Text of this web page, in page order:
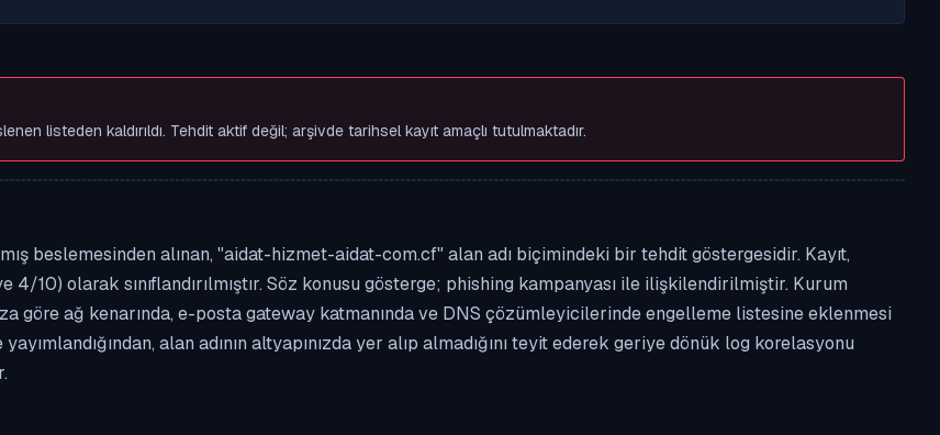
listeden kaldırıldı. Tehdit aktif değil; arşivde tarihsel kayıt amaçlı tutulmaktadır.
beslemesinden alınan, "aidat-hizmet-aidat-com.cf" alan adı biçimindeki bir tehdit göstergesidir. Kayıt,
10) olarak sınıflandırılmıştır. Söz konusu gösterge; phishing kampanyası ile ilişkilendirilmiştir. Kurum
göre ağ kenarında, e-posta gateway katmanında ve DNS çözümleyicilerinde engelleme listesine eklenmesi
alan adının altyapınızda yer alıp almadığını teyit ederek geriye dönük log korelasyonu